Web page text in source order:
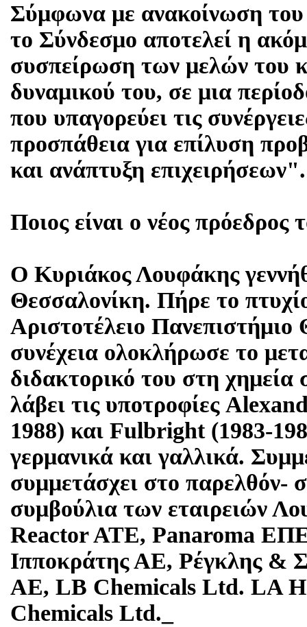
Σύμφωνα με ανακοίνωση
το Σύνδεσμο αποτελεί η
συσπείρωση των μελών του
δυναμικού του, σε μια
που υπαγορεύει τις
προσπάθεια για επίλυση
και ανάπτυξη επιχειρήσεων".
Ποιος είναι ο νέος
Ο Κυριάκος Λουφάκης
Θεσσαλονίκη. Πήρε το
Αριστοτέλειο Πανεπιστήμιο
συνέχεια ολοκλήρωσε το
διδακτορικό του στη χημεία
λάβει τις υποτροφίες
1988) και Fulbright (1983-
γερμανικά και γαλλικά.
συμμετάσχει στο παρελθόν-
συμβούλια των εταιρειών
Reactor ATE, Panaroma
Ιπποκράτης ΑΕ, Ρέγκλης &
AE, LB Chemicals Ltd. LA
Chemicals Ltd._